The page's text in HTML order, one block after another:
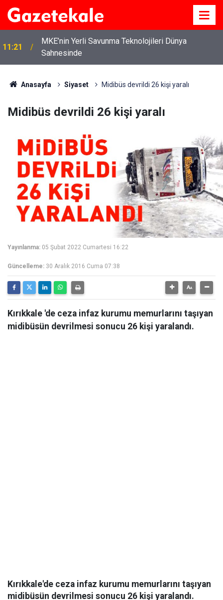
11:21
MKE’nin Yerli Savunma Teknolojileri Dünya
Sahnesinde
Anasayfa Siyaset Midibüs devrildi 26 kişi yaralı
Midibüs devrildi 26 kişi yaralı
Yayınlanma: 05 Şubat 2022 Cumartesi 16:22
Güncelleme: 30 Aralık 2016 Cuma 07:38
Kırıkkale 'de ceza infaz kurumu memurlarını taşıyan
midibüsün devrilmesi sonucu 26 kişi yaralandı.
Kırıkkale'de ceza infaz kurumu memurlarını taşıyan
midibüsün devrilmesi sonucu 26 kişi yaralandı.